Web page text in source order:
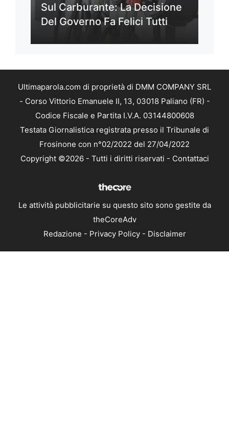
Sul Carburante: La Decisione
Del Governo Fa Felici Tutti
Ultimaparola.com di proprietà di DMM COMPANY SRL
- Corso Vittorio Emanuele II, 13, 03018 Paliano (FR) -
Codice Fiscale e Partita I.V.A. 03144800608
Testata Giornalistica registrata presso il Tribunale di
Frosinone con n°02/2022 del 27/04/2022
Copyright ©2026 - Tutti i diritti riservati - Contattaci
Le attività pubblicitarie su questo sito sono gestite da
theCoreAdv
Redazione - Privacy Policy- Disclaimer